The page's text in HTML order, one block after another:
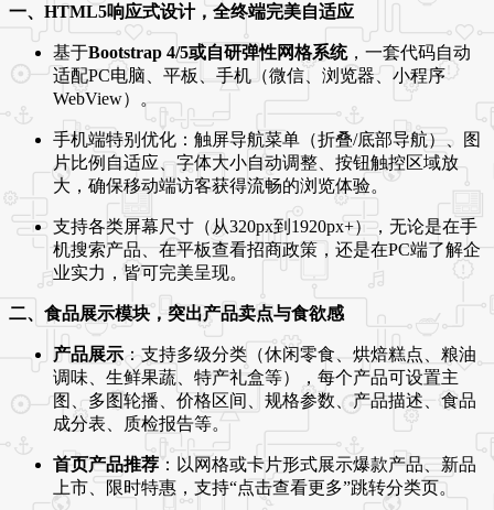
一、HTML5响应式设计，全终端完美自适应
基于Bootstrap 4/5或自研弹性网格系统，一套代码自动
适配PC电脑、平板、手机（微信、浏览器、小程序
WebView）。
手机端特别优化：触屏导航菜单（折叠/底部导航）、图
片比例自适应、字体大小自动调整、按钮触控区域放
大，确保移动端访客获得流畅的浏览体验。
支持各类屏幕尺寸（从320px到1920px+），无论是在手
机搜索产品、在平板查看招商政策，还是在PC端了解企
业实力，皆可完美呈现。
二、食品展示模块，突出产品卖点与食欲感
产品展示 ：支持多级分类（休闲零食、烘焙糕点、粮油
调味、生鲜果蔬、特产礼盒等），每个产品可设置主
图、多图轮播、价格区间、规格参数、产品描述、食品
成分表、质检报告等。
首页产品推荐：以网格或卡片形式展示爆款产品、新品
上市、限时特惠，支持“点击查看更多”跳转分类页。